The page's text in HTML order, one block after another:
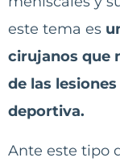
este tema es
cirujanos que
de las
deportiva.
Ante este tipo